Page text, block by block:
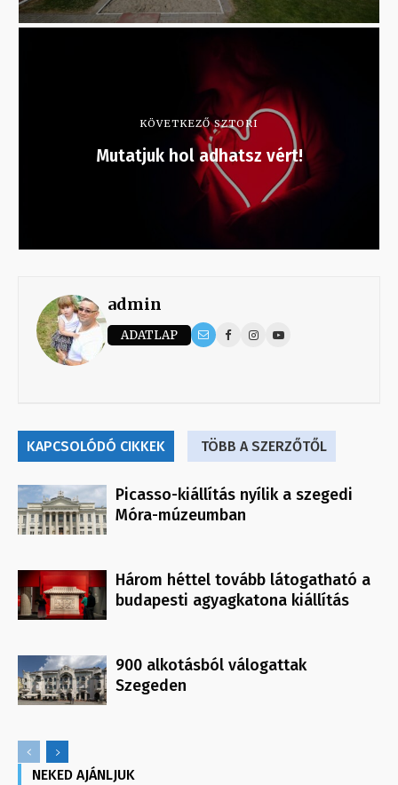
KÖVETKEZŐ SZTORI
Mutatjuk hol adhatsz vért!
admin
ADATLAP
KAPCSOLÓDÓ CIKKEK TÖBB A SZERZŐTŐL
Picasso-kiállítás nyílik a szegedi
Móra-múzeumban
Három héttel tovább látogatható a
budapesti agyagkatona kiállítás
900 alkotásból válogattak
Szegeden
NEKED AJÁNLJUK